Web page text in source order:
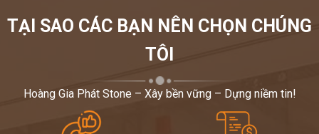
TẠI SAO CÁC BẠN NÊN CHỌN CHÚNG
TÔI
Hoàng Gia Phát Stone – Xây bền vững – Dựng niềm tin!